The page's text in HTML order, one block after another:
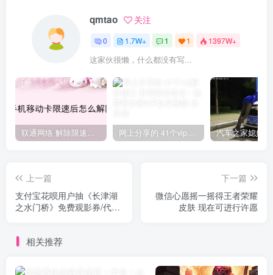
qmtao 关注
0 1.7W+ 1 1 1397W+
这家伙很懒，什么都没有写...
联通网络 解除限速方法参考！畅享、畅玩、老白干等及其它地区自测了 网上分享的 41个vip解析接口 有需要的拿去~ 免费看全网VIP会员视频
上一篇
支付宝花呗用户抽《长津湖
之水门桥》免费观影券/代金
下一篇
微信心愿摇一摇得王者荣耀
皮肤 现在可进行许愿
相关推荐